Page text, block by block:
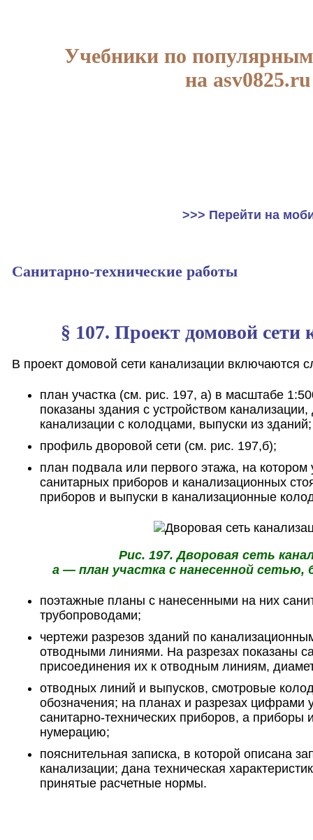
Учебники по
на asv0825.ru
>>> Перейти на
Санитарно-технические работы
§ 107. Проект домовой сети
В проект домовой сети канализации включаются
план участка (см. рис. 197, а) в масштабе
показаны здания с устройством канализации,
канализации с колодцами, выпуски из зданий;
профиль дворовой сети (см. рис. 197,б);
план подвала или первого этажа, на котором
санитарных приборов и канализационных
приборов и выпуски в канализационные
Рис. 197. Дворовая сеть
а — план участка с нанесенной
поэтажные планы с нанесенными на них
трубопроводами;
чертежи разрезов зданий по
отводными линиями. На разрезах показаны
присоединения их к отводным линиям,
отводных линий и выпусков, смотровые
обозначения; на планах и разрезах цифрами
санитарно-технических приборов, а
нумерацию;
пояснительная записка, в которой описана
канализации; дана техническая
принятые расчетные нормы.